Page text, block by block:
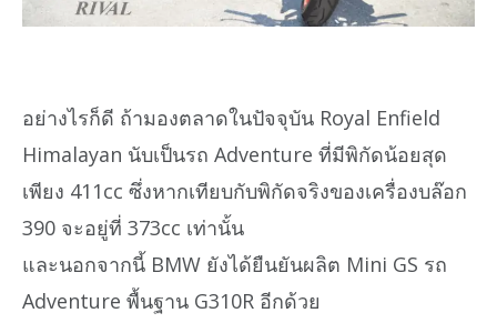
อย่างไรก็ดี ถ้ามองตลาดในปัจจุบัน Royal Enfield
Himalayan นับเป็นรถ Adventure ที่มีพิกัดน้อยสุด
เพียง 411cc ซึ่งหากเทียบกับพิกัดจริงของเครื่องบล๊อก
390 จะอยู่ที่ 373cc เท่านั้น
และนอกจากนี้ BMW ยังได้ยืนยันผลิต Mini GS รถ
Adventure พื้นฐาน G310R อีกด้วย